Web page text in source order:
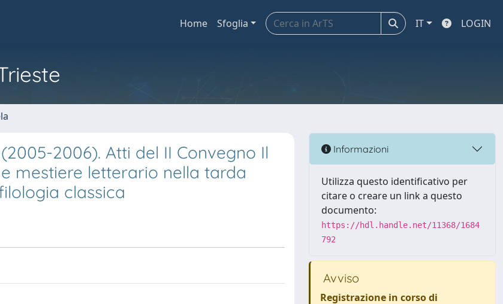
Home Sfoglia IT LOGIN
2006). Atti del II Convegno Il
mestiere letterario nella tarda
classica
Informazioni
Utilizza questo identificativo per
citare o creare un link a questo
documento:
https://hdl.handle.net/11368/1684
792
Avviso
Registrazione in corso di